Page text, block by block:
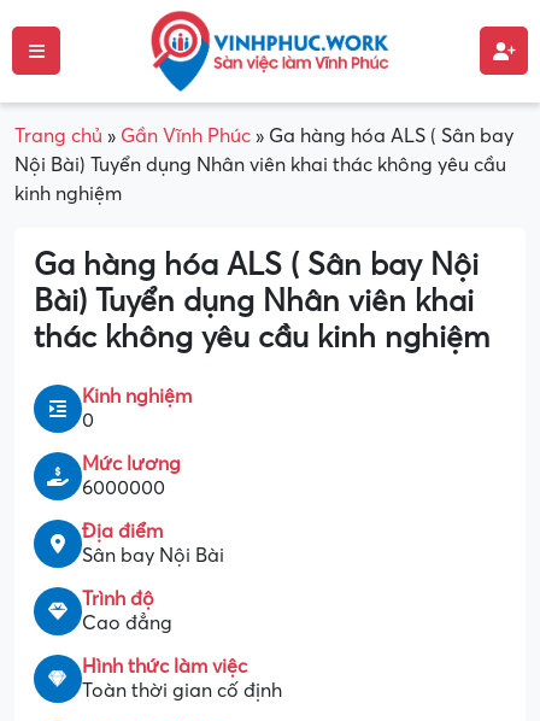
Trang chủ » Gần Vĩnh Phúc » Ga hàng hóa ALS ( Sân bay
Nội Bài) Tuyển dụng Nhân viên khai thác không yêu cầu
kinh nghiệm
Ga hàng hóa ALS ( Sân bay Nội
Bài) Tuyển dụng Nhân viên khai
thác không yêu cầu kinh nghiệm
Kinh nghiệm
0
Mức lương
6000000
Địa điểm
Sân bay Nội Bài
Trình độ
Cao đẳng
Hình thức làm việc
Toàn thời gian cố định